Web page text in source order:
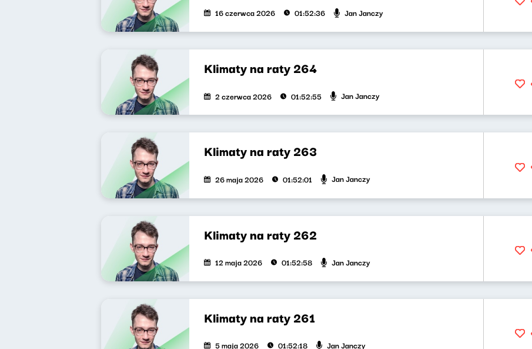
16 czerwca 2026 01:52:36 Jan Janczy
Klimaty na raty 264
2 czerwca 2026 01:52:55 Jan Janczy
Klimaty na raty 263
26 maja 2026 01:52:01 Jan Janczy
Klimaty na raty 262
12 maja 2026 01:52:58 Jan Janczy
Klimaty na raty 261
5 maja 2026 01:52:18 Jan Janczy